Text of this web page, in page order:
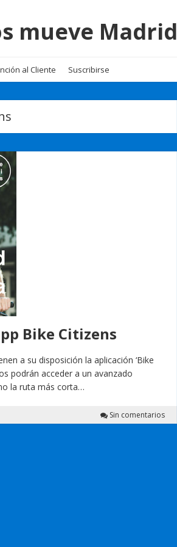
mueve Madrid
al Cliente Suscribirse
Bike Citizens
a su disposición la aplicación ‘Bike
podrán acceder a un avanzado
la ruta más corta…
Sin comentarios